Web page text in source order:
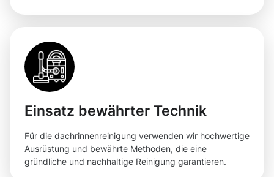
Einsatz bewährter Technik
Für die dachrinnenreinigung verwenden wir hochwertige
Ausrüstung und bewährte Methoden, die eine
gründliche und nachhaltige Reinigung garantieren.